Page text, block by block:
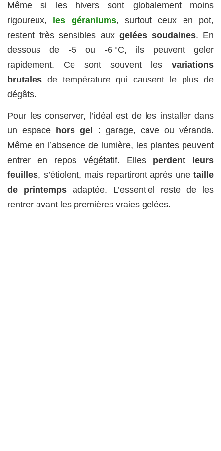
Même si les hivers sont globalement moins
rigoureux,
les géraniums, surtout ceux en pot,
restent très sensibles aux gelées soudaines. En
dessous de -5 ou -6 °C, ils peuvent geler
rapidement. Ce sont souvent les variations
brutales de température qui causent le plus de
dégâts.
Pour les conserver, l’idéal est de les installer dans
un espace
hors gel
: garage, cave ou véranda.
Même en l’absence de lumière, les plantes peuvent
entrer en repos végétatif. Elles perdent leurs
feuilles, s’étiolent, mais repartiront après une taille
de printemps adaptée. L’essentiel reste de les
rentrer avant les premières vraies gelées.